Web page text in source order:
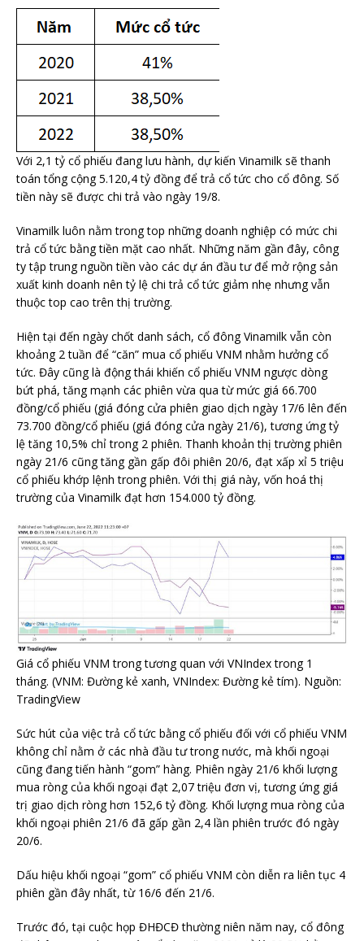
Với 2,1 tỷ cổ phiếu đang lưu hành, dự kiến Vinamilk sẽ thanh
toán tổng cộng 5.120,4 tỷ đồng để trả cổ tức cho cổ đông. Số
tiền này sẽ được chi trả vào ngày 19/8.
Vinamilk luôn nằm trong top những doanh nghiệp có mức chi
trả cổ tức bằng tiền mặt cao nhất. Những năm gần đây, công
ty tập trung nguồn tiền vào các dự án đầu tư để mở rộng sản
xuất kinh doanh nên tỷ lệ chi trả cổ tức giảm nhẹ nhưng vẫn
thuộc top cao trên thị trường.
Hiện tại đến ngày chốt danh sách, cổ đông Vinamilk vẫn còn
khoảng 2 tuần để “căn” mua cổ phiếu VNM nhằm hưởng cổ
tức. Đây cũng là động thái khiến cổ phiếu VNM ngược dòng
bứt phá, tăng mạnh các phiên vừa qua từ mức giá 66.700
đồng/cổ phiếu (giá đóng cửa phiên giao dịch ngày 17/6 lên đến
73.700 đồng/cổ phiếu (giá đóng cửa ngày 21/6), tương ứng tỷ
lệ tăng 10,5% chỉ trong 2 phiên. Thanh khoản thị trường phiên
ngày 21/6 cũng tăng gần gấp đôi phiên 20/6, đạt xấp xỉ 5 triệu
cổ phiếu khớp lệnh trong phiên. Với thị giá này, vốn hoá thị
trường của Vinamilk đạt hơn 154.000 tỷ đồng.
Giá cổ phiếu VNM trong tương quan với VNIndex trong 1
tháng. (VNM: Đường kẻ xanh, VNIndex: Đường kẻ tím). Nguồn:
TradingView
Sức hút của việc trả cổ tức bằng cổ phiếu đối với cổ phiếu VNM
không chỉ nằm ở các nhà đầu tư trong nước, mà khối ngoại
cũng đang tiến hành “gom” hàng. Phiên ngày 21/6 khối lượng
mua ròng của khối ngoại đạt 2,07 triệu đơn vị, tương ứng giá
trị giao dịch ròng hơn 152,6 tỷ đồng. Khối lượng mua ròng của
khối ngoại phiên 21/6 đã gấp gần 2,4 lần phiên trước đó ngày
20/6.
Dấu hiệu khối ngoại “gom” cổ phiếu VNM còn diễn ra liên tục 4
phiên gần đây nhất, từ 16/6 đến 21/6.
Trước đó, tại cuộc họp ĐHĐCĐ thường niên năm nay, cổ đông